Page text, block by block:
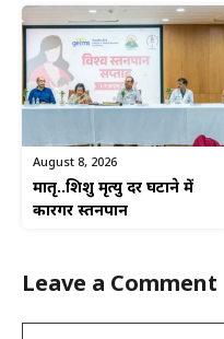
August 8, 2026
मातृ..शिशु मृत्यु दर घटाने में
कारगर स्तनपान
Leave a Comment